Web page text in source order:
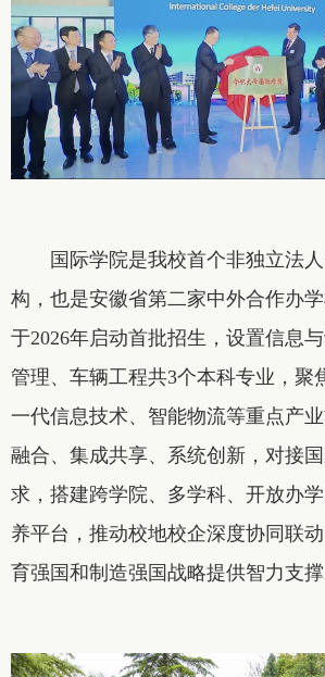
国际学院是我校首个非独立法
构，也是安徽省第二家中外合作办
于2026年启动首批招生，设置信息
管理、车辆工程共3个本科专业，聚
一代信息技术、智能物流等重点产
融合、集成共享、系统创新，对接
求，搭建跨学院、多学科、开放办
养平台，推动校地校企深度协同联
育强国和制造强国战略提供智力支撑